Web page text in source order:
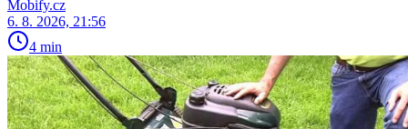
Mobify.cz
6. 8. 2026, 21:56
4 min